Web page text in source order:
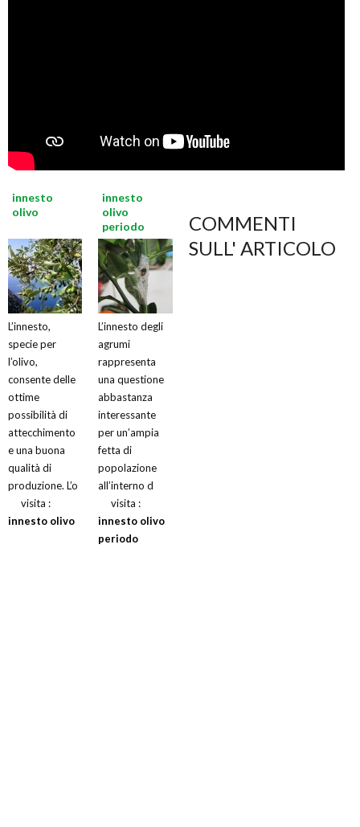
innesto
olivo
L’innesto,
specie per
l’olivo,
consente delle
ottime
possibilità di
attecchimento
e una buona
qualità di
produzione. L’o
visita :
innesto olivo
innesto
olivo
periodo
L’innesto degli
agrumi
rappresenta
una questione
abbastanza
interessante
per un’ampia
fetta di
popolazione
all’interno d
visita :
innesto olivo
periodo
COMMENTI
SULL' ARTICOLO